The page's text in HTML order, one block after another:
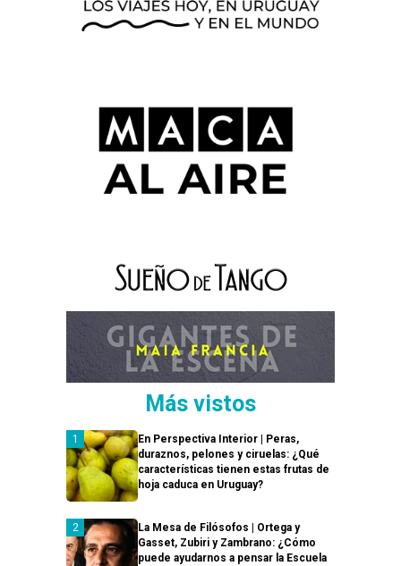
Más vistos
En Perspectiva Interior | Peras,
duraznos, pelones y ciruelas: ¿Qué
características tienen estas frutas de
hoja caduca en Uruguay?
La Mesa de Filósofos | Ortega y
Gasset, Zubiri y Zambrano: ¿Cómo
puede ayudarnos a pensar la Escuela